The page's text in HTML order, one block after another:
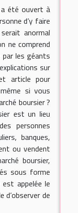
a été ouvert à
d’y faire
anormal
ne comprend
les géants
sur
article pour
si vous
boursier ?
est un lieu
personnes
banques,
ou vendent
boursier,
sous forme
appelée le
d’observer de